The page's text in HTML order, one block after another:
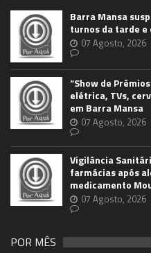
Barra Mansa
turnos da tarde
07 Agosto, 2026
“Show de
elétrica, TVs,
em Barra Mansa
07 Agosto, 2026
Vigilância
farmácias após
medicamento
07 Agosto, 2026
POR MÊS